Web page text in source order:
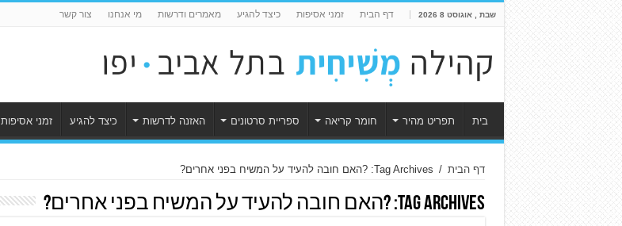
שבת , אוגוסט 8 2026 דף הבית זמני אסיפות כיצד להגיע מאמרים ודרשות מי אנחנו צור קשר
בית תפריט מהיר חומר קריאה ספריית סרטונים האזנה לדרשות כיצד להגיע זמני אסיפות
דף הבית / Tag Archives: ?האם חובה להעיד על המשיח בפני אחרים?
Tag Archives: ?האם חובה להעיד על המשיח בפני אחרים?